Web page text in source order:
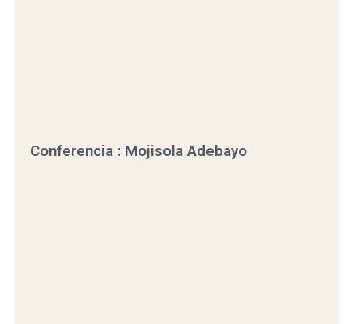
Conferencia : Mojisola Adebayo